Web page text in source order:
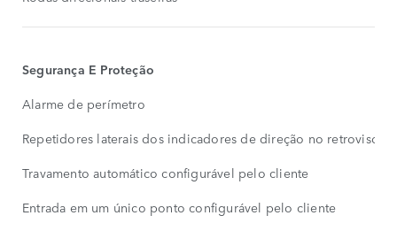
Segurança E Proteção
Alarme de perímetro
Repetidores laterais dos indicadores de direção no retrovisor
Travamento automático configurável pelo cliente
Entrada em um único ponto configurável pelo cliente